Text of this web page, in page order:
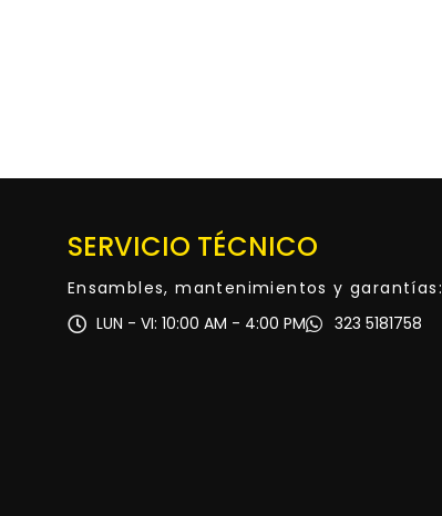
SERVICIO TÉCNICO
Ensambles, mantenimientos y garantías:
LUN - VI: 10:00 AM - 4:00 PM
323 5181758